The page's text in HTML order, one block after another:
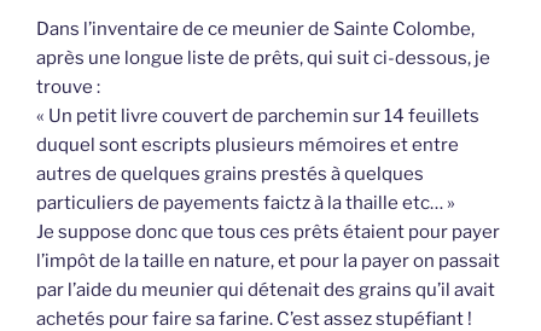
Dans l’inventaire de ce meunier de Sainte Colombe,
après une longue liste de prêts, qui suit ci-dessous, je
trouve :
« Un petit livre couvert de parchemin sur 14 feuillets
duquel sont escripts plusieurs mémoires et entre
autres de quelques grains prestés à quelques
particuliers de payements faictz à la thaille etc… »
Je suppose donc que tous ces prêts étaient pour payer
l’impôt de la taille en nature, et pour la payer on passait
par l’aide du meunier qui détenait des grains qu’il avait
achetés pour faire sa farine. C’est assez stupéfiant !